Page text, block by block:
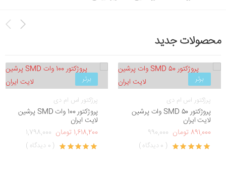
محصولات جدید
برتر
پرژکتور اس ام دی
پروژکتور SMD 50 وات پرشین
لایت ایران
891,000 تومان
990,000
( 0 دیدگاه )
برتر
پرژکتور اس ام دی
پروژکتور 100 وات SMD پرشین
لایت ایران
1,618,200 تومان
1,798,000
( 0 دیدگاه )